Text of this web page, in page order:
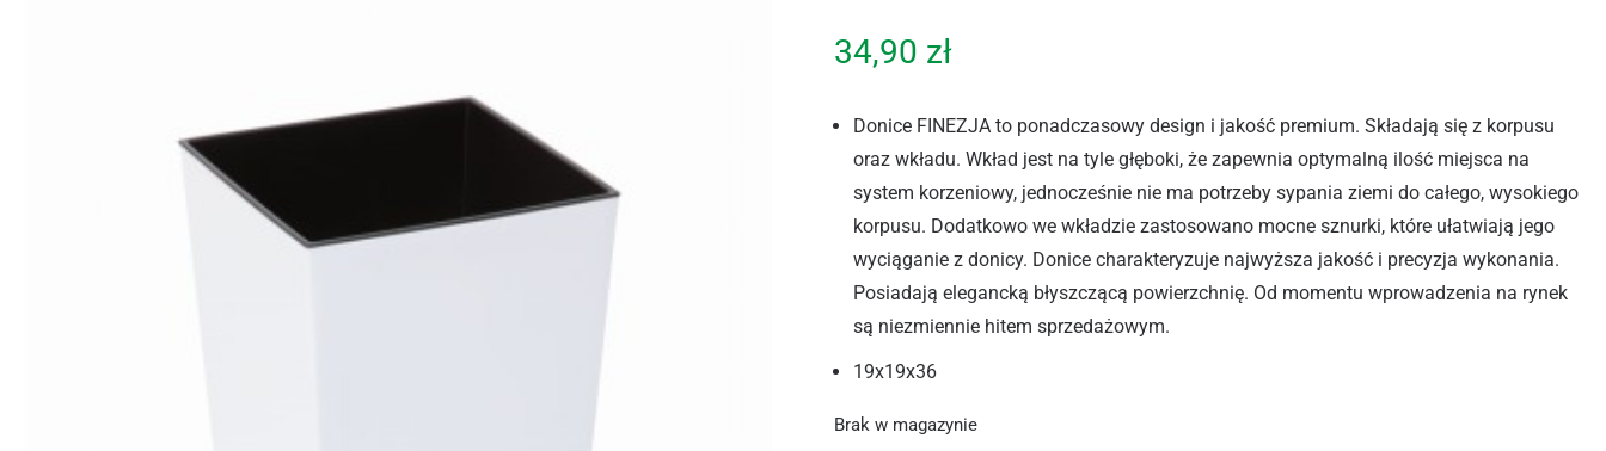
34,90 zł
Donice FINEZJA to ponadczasowy design i jakość premium. Składają się z korpusu
oraz wkładu. Wkład jest na tyle głęboki, że zapewnia optymalną ilość miejsca na
system korzeniowy, jednocześnie nie ma potrzeby sypania ziemi do całego, wysokiego
korpusu. Dodatkowo we wkładzie zastosowano mocne sznurki, które ułatwiają jego
wyciąganie z donicy. Donice charakteryzuje najwyższa jakość i precyzja wykonania.
Posiadają elegancką błyszczącą powierzchnię. Od momentu wprowadzenia na rynek
są niezmiennie hitem sprzedażowym.
19x19x36
Brak w magazynie